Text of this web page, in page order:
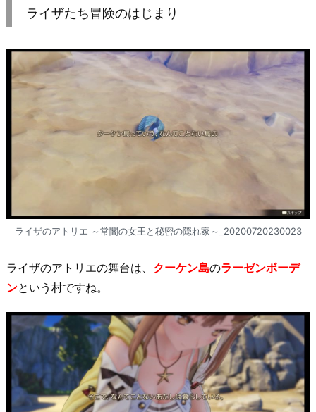
ライザたち冒険のはじまり
ライザのアトリエ ～常闇の女王と秘密の隠れ家～_20200720230023
ライザのアトリエの舞台は、 クーケン島のラーゼンボーデ
ンという村ですね。